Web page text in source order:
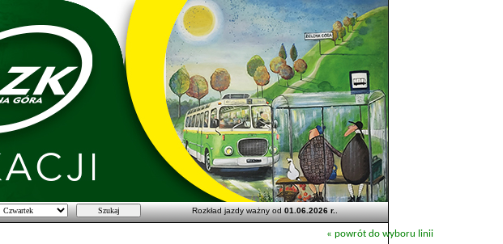
Rozkład jazdy ważny od01.06.2026 r..
« powrót do wyboru linii